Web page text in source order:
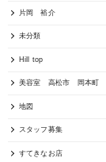
片岡 裕介
未分類
Hill top
美容室 高松市 岡本町
地図
スタッフ募集
すてきなお店